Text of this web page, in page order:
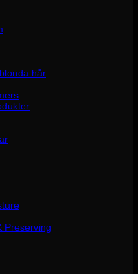
hår
Preserving